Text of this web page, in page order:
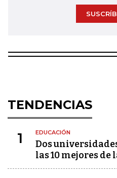
TENDENCIAS
1 EDUCACIÓN
Dos
las 10 mejores de